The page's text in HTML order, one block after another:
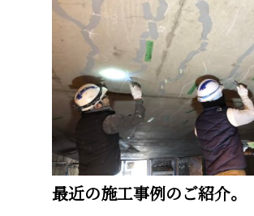
最近の施工事例のご紹介。